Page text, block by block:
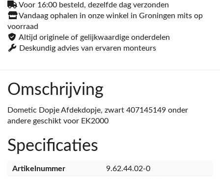
Voor 16:00 besteld, dezelfde dag verzonden
Vandaag ophalen in onze winkel in Groningen mits op
voorraad
Altijd originele of gelijkwaardige onderdelen
Deskundig advies van ervaren monteurs
Omschrijving
Dometic Dopje Afdekdopje, zwart 407145149 onder
andere geschikt voor EK2000
Specificaties
Artikelnummer
9.62.44.02-0